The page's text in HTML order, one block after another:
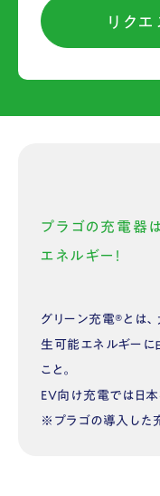
リク
プラゴの充電器
エネルギー！
グリーン充電®︎とは
生可能エネルギーに
こと。
EV向け充電では日本
※プラゴの導入した